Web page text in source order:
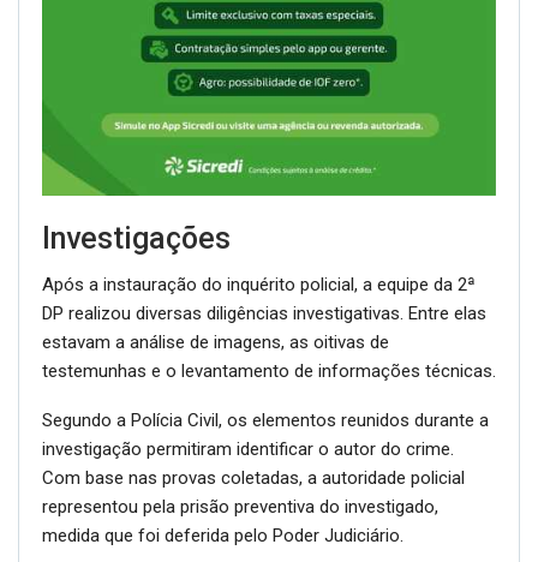
Investigações
Após a instauração do inquérito policial, a equipe da 2ª
DP realizou diversas diligências investigativas. Entre elas
estavam a análise de imagens, as oitivas de
testemunhas e o levantamento de informações técnicas.
Segundo a Polícia Civil, os elementos reunidos durante a
investigação permitiram identificar o autor do crime.
Com base nas provas coletadas, a autoridade policial
representou pela prisão preventiva do investigado,
medida que foi deferida pelo Poder Judiciário.